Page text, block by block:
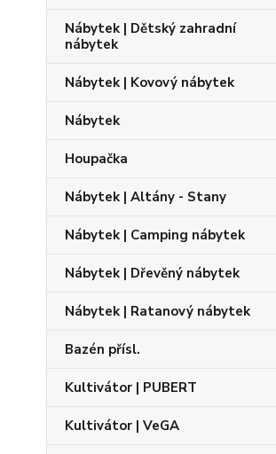
Nábytek | Dětský zahradní
nábytek
Nábytek | Kovový nábytek
Nábytek
Houpačka
Nábytek | Altány - Stany
Nábytek | Camping nábytek
Nábytek | Dřevěný nábytek
Nábytek | Ratanový nábytek
Bazén přísl.
Kultivátor | PUBERT
Kultivátor | VeGA